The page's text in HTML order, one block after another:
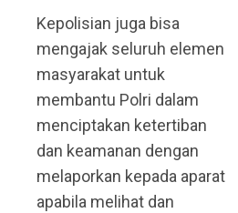
Kepolisian juga bisa
mengajak seluruh elemen
masyarakat untuk
membantu Polri dalam
menciptakan ketertiban
dan keamanan dengan
melaporkan kepada aparat
apabila melihat dan